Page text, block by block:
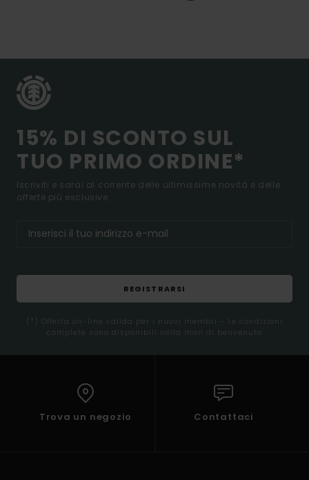
15% DI SCONTO SUL
TUO PRIMO ORDINE*
Iscriviti e sarai al corrente delle ultimissime novità e delle
offerte più esclusive.
REGISTRARSI
(*) Offerta on-line valida per i nuovi membri - Le condizioni
complete sono disponibili nella mail di benvenuto
Trova un negozio Contattaci